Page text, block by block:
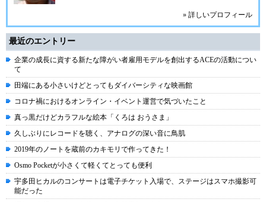
» 詳しいプロフィール
最近のエントリー
企業の成長に資する新たな障がい者雇用モデルを創出するACEの活動につい
て
田端にある小さいけどとってもダイバーシティな映画館
コロナ禍におけるオンライン・イベント運営で気づいたこと
真っ黒だけどカラフルな絵本「くろは おうさま」
久しぶりにレコードを聴く、アナログの深い音に鳥肌
2019年のノートを蔵前のカキモリで作ってきた！
Osmo Pocketが小さくて軽くてとっても便利
宇多田ヒカルのコンサートは電子チケット入場で、ステージはスマホ撮影可
能だった